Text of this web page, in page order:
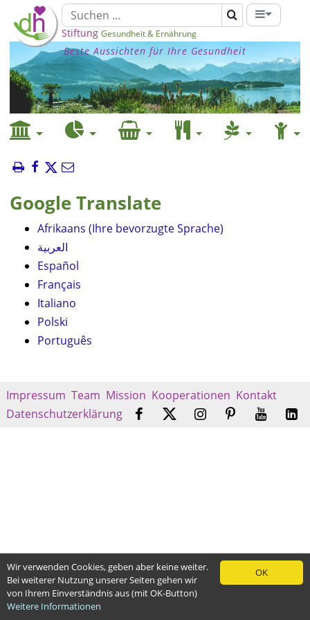
Stiftung Gesundheit & Ernährung
Beste Aussichten für Ihre Gesundheit
Google Translate
Afrikaans (Ihre bevorzugte Sprache)
العربية
Español
Français
Italiano
Polski
Português
Impressum Team Mission Kooperationen Kontakt
Datenschutzerklärung
OK
Wir verwenden Cookies, geben aber keine weiter.
Bei weiterer Nutzung unserer Seiten gehen wir
von Ihrem Einverständnis aus (mit OK-Button)
Weitere Informationen